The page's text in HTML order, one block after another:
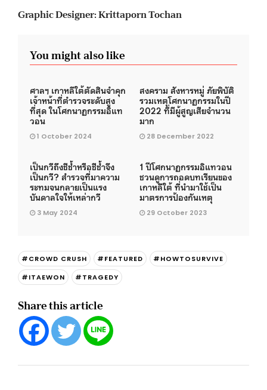
Graphic Designer: Krittaporn Tochan
You might also like
ศาลฯ เกาหลีใต้ตัดสินจำคุก
เจ้าหน้าที่ตำรวจระดับสูง
ที่สุด ในโศกนาฏกรรมอิแท
วอน
1 October 2024
สงคราม สังหารหมู่ ภัยพิบัติ
รวมเหตุโศกนาฏกรรมในปี
2022 ที่มีผู้สูญเสียจำนวน
มาก
28 December 2022
เป็นกวีถึงชีช้ำหรือชีช้ำจึง
เป็นกวี? สำรวจที่มาความ
ระทมจนกลายเป็นแรง
บันดาลใจให้เหล่ากวี
3 May 2024
1 ปีโศกนาฏกรรมอิแทวอน
ชวนดูการถอดบทเรียนของ
เกาหลีใต้ ที่นำมาใช้เป็น
มาตรการป้องกันเหตุ
29 October 2023
#CROWD CRUSH #FEATURED
#HOWTOSURVIVE
#ITAEWON
#TRAGEDY
Share this article